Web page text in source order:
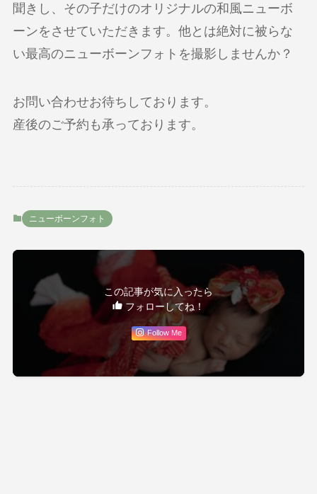
聞きし、その子だけのオリジナルの和風ニューボ
ーンをさせていただきます。他とは絶対に被らな
い最高のニューボーンフォトを撮影しませんか？
お問い合わせお待ちしております。
産後のご予約も承っております。
ニューボーンフォト
この記事が気に入ったら
フォローしてね！
Follow Me